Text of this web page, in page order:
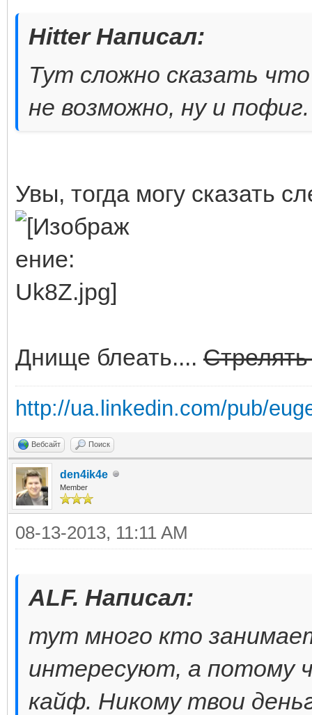
Hitter Написал:
Тут сложно сказать
не возможно, ну и
Увы, тогда могу сказать
Днище блеать....
http://ua.linkedin.com/pub/
Вебсайт Поиск
den4ik4e
Member
08-13-2013, 11:11 AM
ALF. Написал:
тут много кто
интересуют, а потому
кайф. Никому твои